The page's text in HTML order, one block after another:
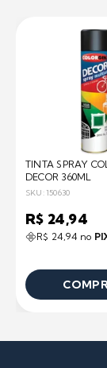
TINTA SPRAY
DECOR 360ML
SKU: 150630
R$ 24,94
R$ 24,94 no